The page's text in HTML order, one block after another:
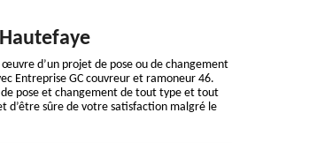
d’un projet de pose ou de changement
Entreprise GC couvreur et ramoneur 46.
pose et changement de tout type et tout
d’être sûre de votre satisfaction malgré le